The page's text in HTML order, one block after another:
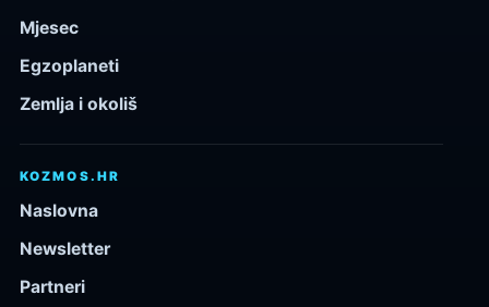
Mjesec
Egzoplaneti
Zemlja i okoliš
KOZMOS.HR
Naslovna
Newsletter
Partneri